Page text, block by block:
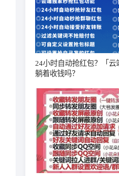
24小时自动抢红包？「
躺着收钱吗？​